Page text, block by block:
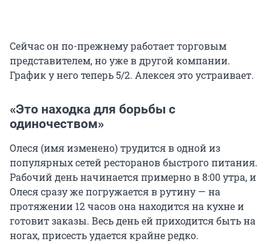
Сейчас он по-прежнему работает торговым
представителем, но уже в другой компании.
График у него теперь 5/2. Алексея это устраивает.
«Это находка для борьбы с
одиночеством»
Олеся (имя изменено) трудится в одной из
популярных сетей ресторанов быстрого питания.
Рабочий день начинается примерно в 8:00 утра, и
Олеся сразу же погружается в рутину — на
протяжении 12 часов она находится на кухне и
готовит заказы. Весь день ей приходится быть на
ногах, присесть удается крайне редко.